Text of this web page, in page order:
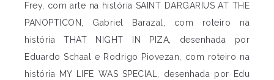
Frey, com arte na história SAINT DARGARIUS AT THE
PANOPTICON, Gabriel Barazal, com roteiro na
história THAT NIGHT IN PIZA, desenhada por
Eduardo Schaal e Rodrigo Piovezan, com roteiro na
história MY LIFE WAS SPECIAL, desenhada por Edu